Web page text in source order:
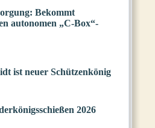
Bekommt
autonomen „C-Box“-
ist neuer Schützenkönig
2026